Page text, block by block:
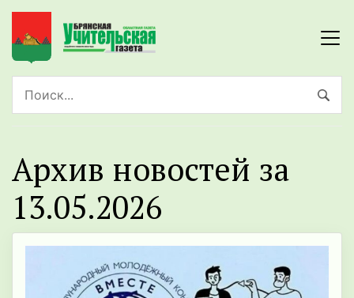
Архив новостей за
13.05.2026